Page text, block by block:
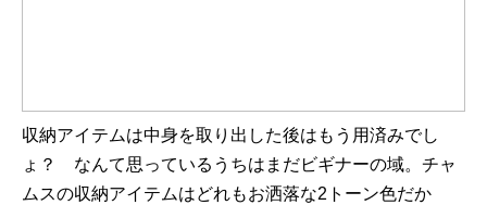
収納アイテムは中身を取り出した後はもう用済みでし
ょ？ なんて思っているうちはまだビギナーの域。チャ
ムスの収納アイテムはどれもお洒落な2トーン色だか